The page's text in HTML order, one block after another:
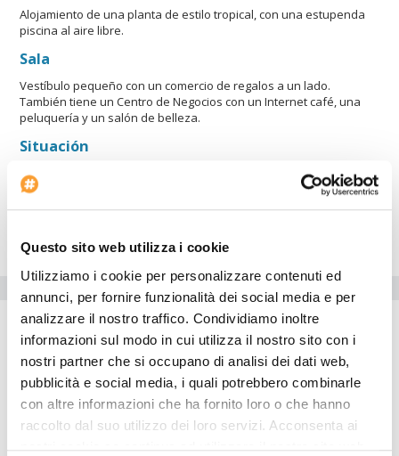
Questo sito web utilizza i cookie
Utilizziamo i cookie per personalizzare contenuti ed
annunci, per fornire funzionalità dei social media e per
analizzare il nostro traffico. Condividiamo inoltre
informazioni sul modo in cui utilizza il nostro sito con i
nostri partner che si occupano di analisi dei dati web,
pubblicità e social media, i quali potrebbero combinarle
con altre informazioni che ha fornito loro o che hanno
raccolto dal suo utilizzo dei loro servizi. Acconsenta ai
Alojamiento de una planta de estilo tropical, con una estupenda
piscina al aire libre.
Sala
Vestíbulo pequeño con un comercio de regalos a un lado.
También tiene un Centro de Negocios con un Internet café, una
peluquería y un salón de belleza.
Situación
Ubicado en el lado occidental de la isla, el la bella "sunset beach".
a 7 minutos del aeropuerto, a 10 minutos de la ciudad. Crown
Servicios del Hotel
Aparcamiento para coches
Estructuras para discapacitados
Inicio del check-in: 12:00:00
Alquiler de coches
Aparcamiento para minibus